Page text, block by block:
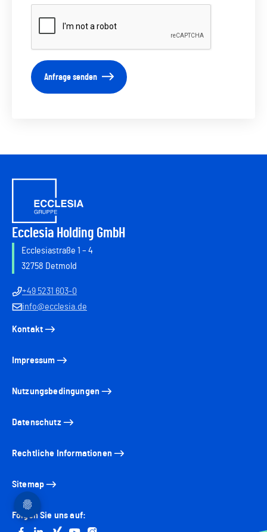
Anfrage senden
Ecclesia Holding GmbH
Ecclesiastraße 1 – 4
32758 Detmold
+49 5231 603-0
info@ecclesia.de
Kontakt
Impressum
Nutzungsbedingungen
Datenschutz
Rechtliche Informationen
Sitemap
Folgen Sie uns auf: